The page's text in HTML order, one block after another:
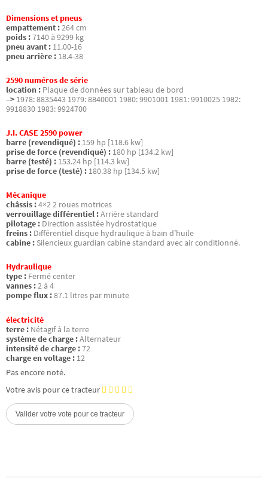
Dimensions et pneus
empattement :264 cm
poids :7140 à 9299 kg
pneu avant : 11.00-16
pneu arrière : 18.4-38
2590 numéros de série
location : Plaque de données sur tableau de bord
–> 1978: 8835443 1979: 8840001 1980: 9901001 1981: 9910025 1982:
9918830 1983: 9924700
J.I. CASE 2590 power
barre (revendiqué) : 159 hp [118.6 kw]
prise de force (revendiqué) : 180 hp [134.2 kw]
barre (testé) : 153.24 hp [114.3 kw]
prise de force (testé) : 180.38 hp [134.5 kw]
Mécanique
châssis :4×2 2 roues motrices
verrouillage différentiel :Arrière standard
pilotage : Direction assistée hydrostatique
freins : Différentiel disque hydraulique à bain d’huile
cabine : Silencieux guardian cabine standard avec air conditionné.
Hydraulique
type : Fermé center
vannes :2 à 4
pompe flux :87.1 litres par minute
électricité
terre : Nétagif à la terre
système de charge :Alternateur
intensité de charge :72
charge en voltage : 12
Pas encore noté.
Votre avis pour ce tracteur